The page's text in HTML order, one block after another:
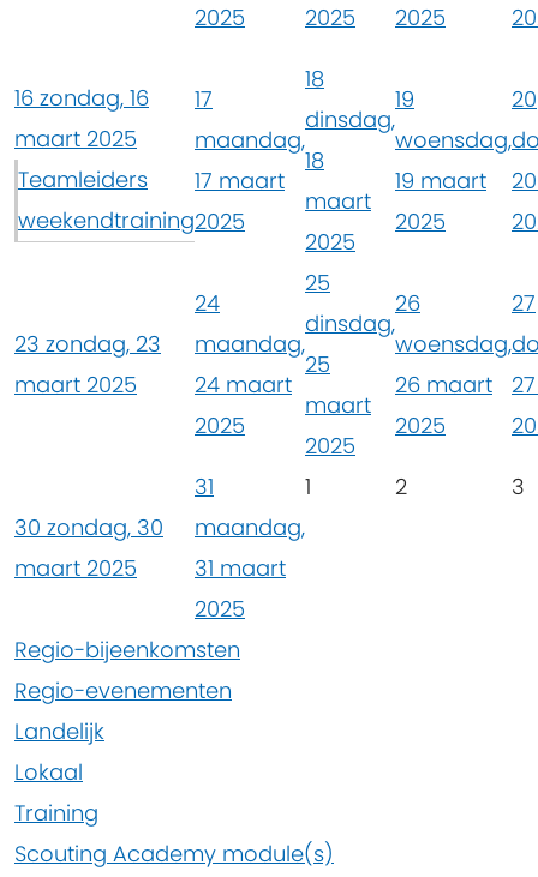
2025
2025
2025
16 zondag, 16
maart 2025
Teamleiders
weekendtraining
17
maandag,
17 maart
2025
18
dinsdag,
18
maart
2025
19
woensdag,
19 maart
2025
20
23 zondag, 23
maart 2025
24
maandag,
24 maart
2025
25
dinsdag,
25
maart
2025
26
woensdag,
26 maart
2025
27
30 zondag, 30
maart 2025
31
maandag,
31 maart
2025
1 2 3
Regio-bijeenkomsten
Regio-evenementen
Landelijk
Lokaal
Training
Scouting Academy module(s)